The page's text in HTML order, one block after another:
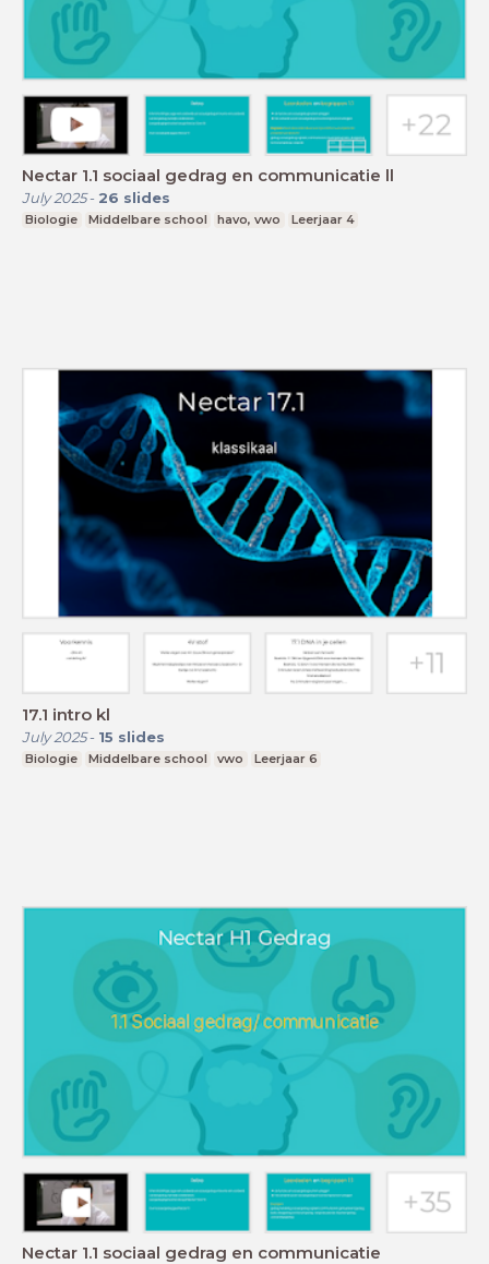
Nectar 1.1 sociaal gedrag en communicatie ll
July 2025- 26 slides
Biologie Middelbare school havo, vwo Leerjaar 4
17.1 intro kl
July 2025- 15 slides
Biologie Middelbare school vwo Leerjaar 6
Nectar 1.1 sociaal gedrag en communicatie